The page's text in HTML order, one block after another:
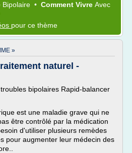
Bipolaire • Comment Vivre Avec
pour ce thème
»
naturel -
bipolaires Rapid-balancer
est une maladie grave qui ne
être contrôlé par la médication
d'utiliser plusieurs remèdes
pour augmenter leur médecin des